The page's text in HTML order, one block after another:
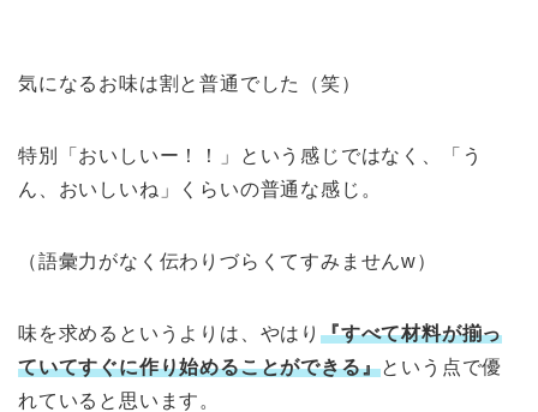
気になるお味は割と普通でした（笑）
特別「おいしいー！！」という感じではなく、「う
ん、おいしいね」くらいの普通な感じ。
（語彙力がなく伝わりづらくてすみませんw）
味を求めるというよりは、やはり 『すべて材料が揃っ
ていてすぐに作り始めることができる』という点で優
れていると思います。